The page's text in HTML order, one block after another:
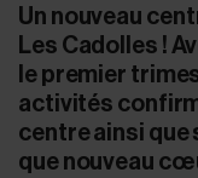
Un nouveau
Les Cadolles !
le premier
activités
centre ainsi
que nouveau